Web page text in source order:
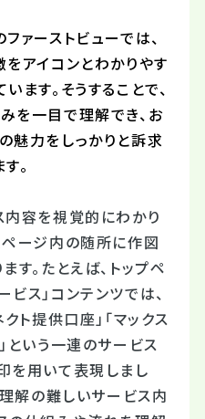
ァーストビューでは、
アイコンとわかりやす
ます。そうすることで、
を一目で理解でき、お
魅力をしっかりと訴求
。
内容を視覚的にわかり
ページ内の随所に作図
す。たとえば、トップペ
ス」コンテンツでは、
クト提供口座」「マックス
という一連のサービス
を用いて表現しまし
理解の難しいサービス内